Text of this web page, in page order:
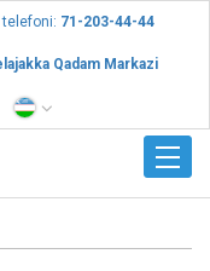
telefoni: 71-203-44-44
Qadam Markazi